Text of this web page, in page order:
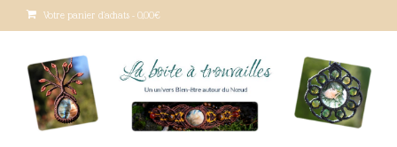
Votre panier d'achats - 0,00€